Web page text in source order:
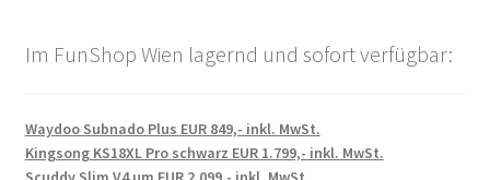
Im FunShop Wien lagernd und sofort verfügbar:
Waydoo Subnado Plus EUR 849,- inkl. MwSt.
Kingsong KS18XL Pro schwarz EUR 1.799,- inkl. MwSt.